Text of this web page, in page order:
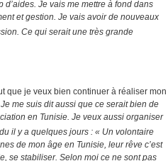
d’aides. Je vais me mettre à fond dans
et gestion. Je vais avoir de nouveaux
Ce qui serait une très grande
que je veux bien continuer à réaliser mon
me suis dit aussi que ce serait bien de
en Tunisie. Je veux aussi organiser
il y a quelques jours : « Un volontaire
de mon âge en Tunisie, leur rêve c’est
se stabiliser. Selon moi ce ne sont pas